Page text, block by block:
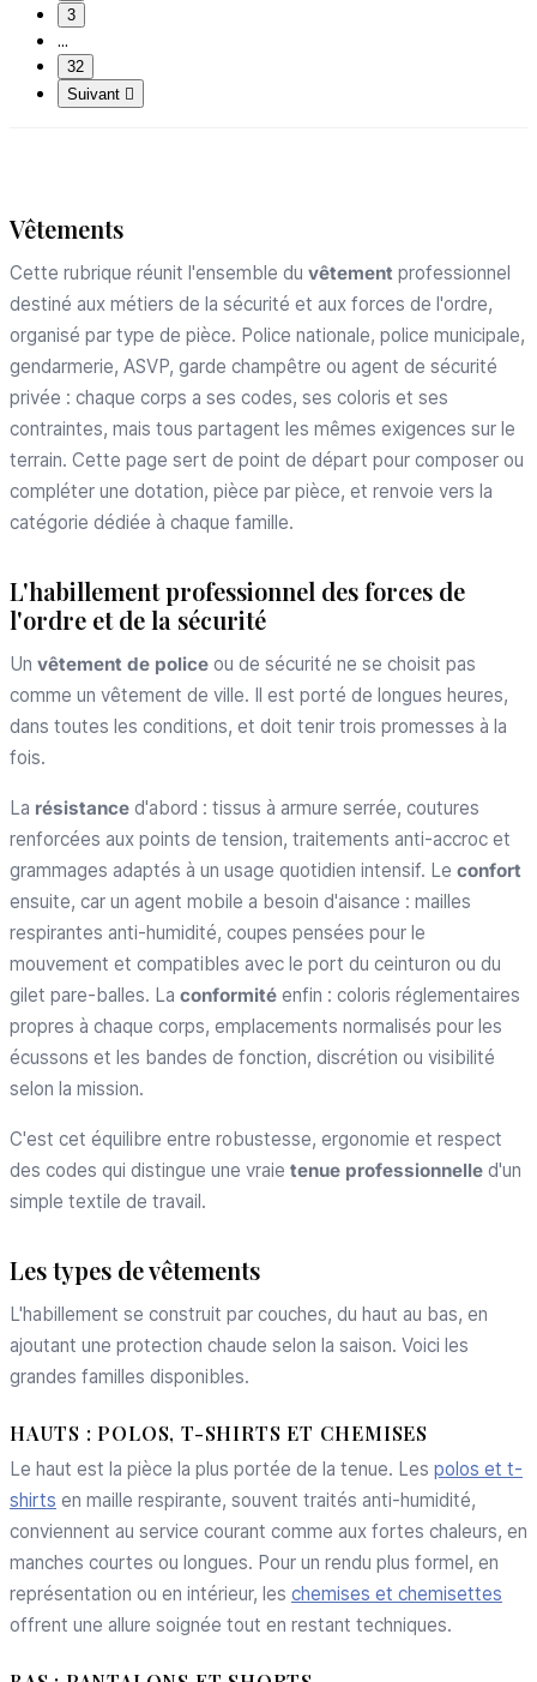
Vêtements
Cette rubrique réunit l'ensemble du vêtement professionnel
destiné aux métiers de la sécurité et aux forces de l'ordre,
organisé par type de pièce. Police nationale, police municipale,
gendarmerie, ASVP, garde champêtre ou agent de sécurité
privée : chaque corps a ses codes, ses coloris et ses
contraintes, mais tous partagent les mêmes exigences sur le
terrain. Cette page sert de point de départ pour composer ou
compléter une dotation, pièce par pièce, et renvoie vers la
catégorie dédiée à chaque famille.
L'habillement professionnel des forces de
l'ordre et de la sécurité
Un vêtement de police ou de sécurité ne se choisit pas
comme un vêtement de ville. Il est porté de longues heures,
dans toutes les conditions, et doit tenir trois promesses à la
fois.
La résistance d'abord : tissus à armure serrée, coutures
renforcées aux points de tension, traitements anti-accroc et
grammages adaptés à un usage quotidien intensif. Le confort
ensuite, car un agent mobile a besoin d'aisance : mailles
respirantes anti-humidité, coupes pensées pour le
mouvement et compatibles avec le port du ceinturon ou du
gilet pare-balles. La conformité enfin : coloris réglementaires
propres à chaque corps, emplacements normalisés pour les
écussons et les bandes de fonction, discrétion ou visibilité
selon la mission.
C'est cet équilibre entre robustesse, ergonomie et respect
des codes qui distingue une vraie tenue professionnelle d'un
simple textile de travail.
Les types de vêtements
L'habillement se construit par couches, du haut au bas, en
ajoutant une protection chaude selon la saison. Voici les
grandes familles disponibles.
HAUTS : POLOS, T-SHIRTS ET CHEMISES
Le haut est la pièce la plus portée de la tenue. Les polos et t-
shirts en maille respirante, souvent traités anti-humidité,
conviennent au service courant comme aux fortes chaleurs, en
manches courtes ou longues. Pour un rendu plus formel, en
représentation ou en intérieur, les chemises et chemisettes
offrent une allure soignée tout en restant techniques.
3
…
32
Suivant 